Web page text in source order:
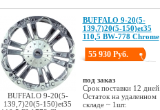
BUFFALO 9-20(5-
139,7)20(5-150)et35
BUFFALO 9-20(5-
139,7)20(5-150)et35
110,5 BW-778 Chrome
55 930 Руб.
под заказ
Срок поставки 12 дней.
Остаток на удаленном
складе ~ 1шт.